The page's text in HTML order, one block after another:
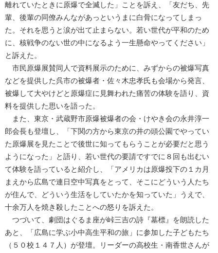
離れていたときに原爆で全滅した」ことを訴え、「友だち、先
輩、後輩の同僚みんながあっというまに白骨になってしまっ
た。それを思うと涙が出て止まらない。若い世代が平和のため
に、核戦争のない世の中になるよう一生懸命やってください」
と訴えた。
市民原爆展賛同人で資料展示のために、みずからの被爆写真
などを提供した呉市の被爆者・佐々木忠孝氏も会場から発言、
被爆して大やけどと原爆症に見舞われた痛苦の体験を語り、資
料を提供した思いを語った。
また、東京・武蔵野市原爆被爆者の会・けやき会の永井淳一
郎会長も登壇し、「下関の方から東京の井の頭公園でやってい
た原爆展を見たことで後世に知ってもらうことが必要だと思う
ようになった」と語り、若い世代の要請ですでに８回も出むい
て体験を語っていると紹介し、「アメリカは原爆投下の１カ月
まえから広島で連日空中写真をとって、そこにどういう人たち
が住んで、どういう生活をしていたかを知っていた」うえで、
十余万人を焼き殺したことへの怒りを訴えた。
つづいて、劇団はぐるま座が峠三吉の詩『墓標』を朗読した
あと、「広島に学ぶ小中高生平和の旅」に参加した子どもたち
（５０校１４７人）が登壇。リーダーの高校生・南香世さんが